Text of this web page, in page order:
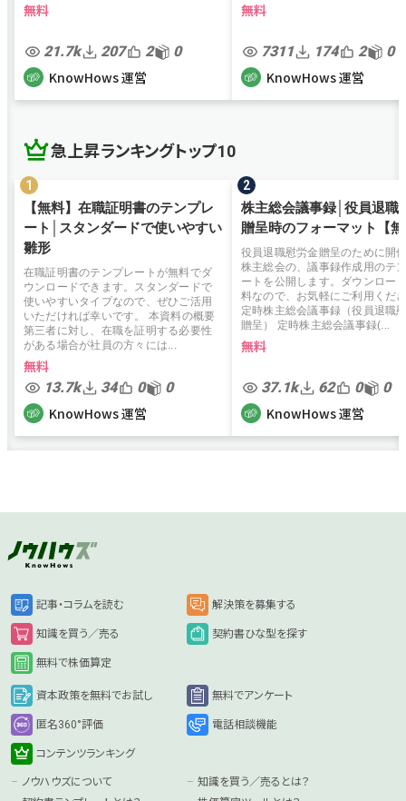
無料
21.7k 207 2 0
KnowHows 運営
無料
7311 174 2 0
KnowHows 運営
急上昇ランキングトップ10
【無料】在職証明書のテンプレ
ート│スタンダードで使いやすい
雛形
在職証明書のテンプレートが無料でダ
ウンロードできます。スタンダードで
使いやすいタイプなので、ぜひご活用
いただければ幸いです。 本資料の概要
第三者に対し、在職を証明する必要性
がある場合が社員の方々には...
無料
13.7k 34 0 0
KnowHows 運営
株主総会議事録│役員退職
贈呈時のフォーマット【
役員退職慰労金贈呈のために開
株主総会の、議事録作成用のテ
ートを公開します。ダウンロー
料なので、お気軽にご利用くだ
定時株主総会議事録（役員退職
贈呈） 定時株主総会議事録(...
無料
37.1k 62 0 0
KnowHows 運営
記事・コラムを読む 解決策を募集する
知識を買う／売る 契約書ひな型を探す
無料で株価算定
資本政策を無料でお試し 無料でアンケート
匿名360°評価 電話相談機能
コンテンツランキング
ノウハウズについて
知識を買う／売るとは？